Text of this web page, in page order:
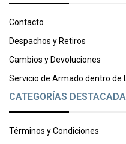
Contacto
Despachos y Retiros
Cambios y Devoluciones
Servicio de Armado dentro de
CATEGORÍAS
Términos y Condiciones